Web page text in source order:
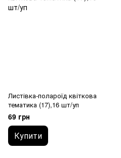
Листівка-полароїд квіткова
тематика (17),16 шт/уп
69 грн
Купити